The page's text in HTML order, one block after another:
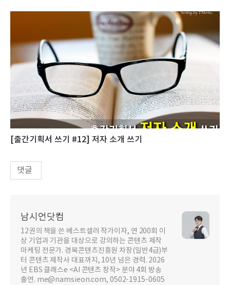
[출간기획서 쓰기 #12] 저자 소개 쓰기
댓글
남시언닷컴
12권의 책을 쓴 베스트셀러 작가이자, 연 200회 이
상 기업과 기관을 대상으로 강의하는 콘텐츠 제작
마케팅 전문가. 경북콘텐츠진흥원 차장(일반4급)부
터 콘텐츠 제작사 대표까지, 10년 넘은 경력. 2026
년 EBS 클래스e <AI 콘텐츠 창작> 분야 4회 방송
출연. me@namsieon.com, 0502-1915-0605